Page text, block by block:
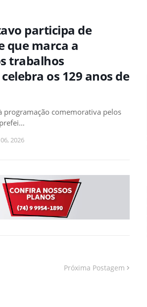
participa de
que marca a
trabalhos
os 129 anos de
programação comemorativa pelos
2026
Próxima Postagem